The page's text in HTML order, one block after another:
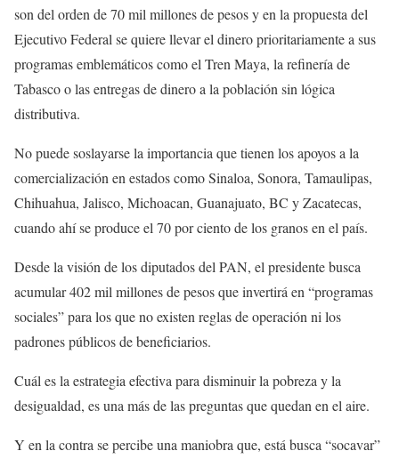
son del orden de 70 mil millones de pesos y en la propuesta del
Ejecutivo Federal se quiere llevar el dinero prioritariamente a sus
programas emblemáticos como el Tren Maya, la refinería de
Tabasco o las entregas de dinero a la población sin lógica
distributiva.
No puede soslayarse la importancia que tienen los apoyos a la
comercialización en estados como Sinaloa, Sonora, Tamaulipas,
Chihuahua, Jalisco, Michoacan, Guanajuato, BC y Zacatecas,
cuando ahí se produce el 70 por ciento de los granos en el país.
Desde la visión de los diputados del PAN, el presidente busca
acumular 402 mil millones de pesos que invertirá en “programas
sociales” para los que no existen reglas de operación ni los
padrones públicos de beneficiarios.
Cuál es la estrategia efectiva para disminuir la pobreza y la
desigualdad, es una más de las preguntas que quedan en el aire.
Y en la contra se percibe una maniobra que, está busca “socavar”